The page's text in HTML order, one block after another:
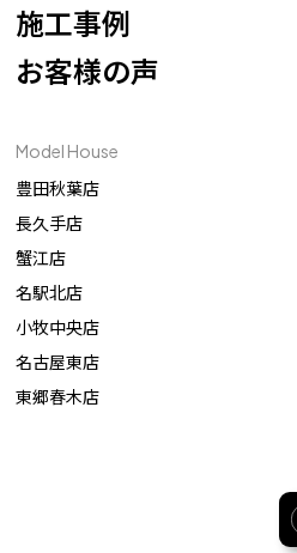
施工事例
お客様の声
Model House
豊田秋葉店
長久手店
蟹江店
名駅北店
小牧中央店
名古屋東店
東郷春木店